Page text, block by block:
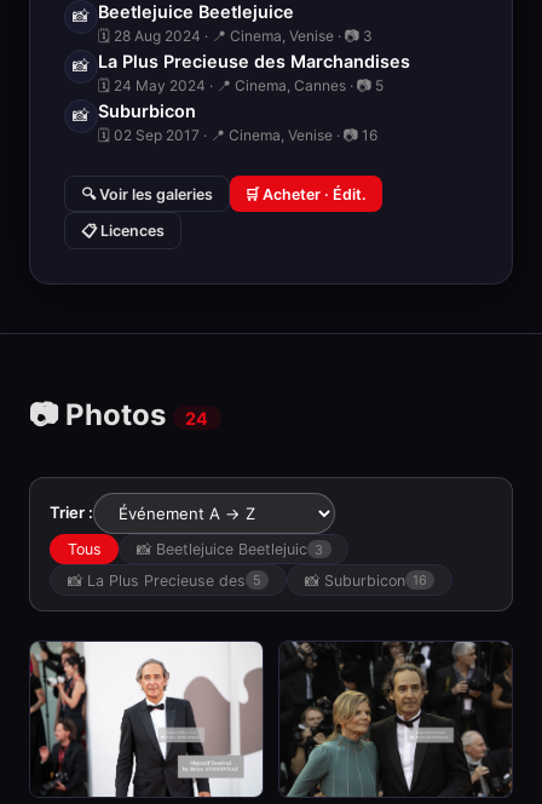
📸 Beetlejuice Beetlejuice
🗓 28 Aug 2024 · 📍 Cinema, Venise · 📷 3
📸 La Plus Precieuse des Marchandises
🗓 24 May 2024 · 📍 Cinema, Cannes · 📷 5
📸 Suburbicon
🗓 02 Sep 2017 · 📍 Cinema, Venise · 📷 16
🔍 Voir les galeries 🛒 Acheter · Édit.
📋 Licences
📷 Photos 24
Trier :
Tous 📸 Beetlejuice Beetlejuic 3
📸 La Plus Precieuse des 5 📸 Suburbicon 16